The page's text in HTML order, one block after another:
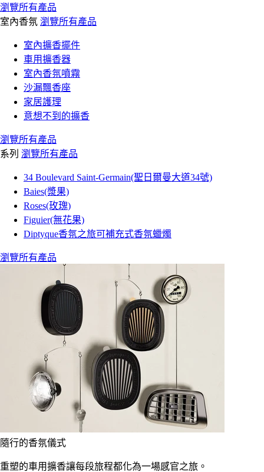
瀏覽所有產品
室內香氛 瀏覽所有產品
室內擴香擺件
車用擴香器
室內香氛噴霧
沙漏飄香座
家居護理
意想不到的擴香
瀏覽所有產品
系列 瀏覽所有產品
34 Boulevard Saint-Germain(聖日爾曼大道34號)
Baies(漿果)
Roses(玫瑰)
Figuier(無花果)
Diptyque香氛之旅可補充式香氛蠟燭
瀏覽所有產品
隨行的香氛儀式
重塑的車用擴香讓每段旅程都化為一場感官之旅。